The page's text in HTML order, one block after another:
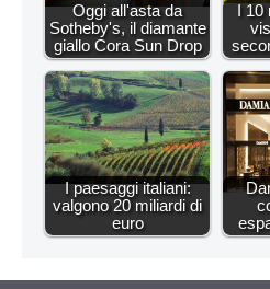
Oggi all'asta da
Sotheby's, il diamante
giallo Cora Sun Drop
I 10
I paesaggi italiani:
valgono 20 miliardi di
euro